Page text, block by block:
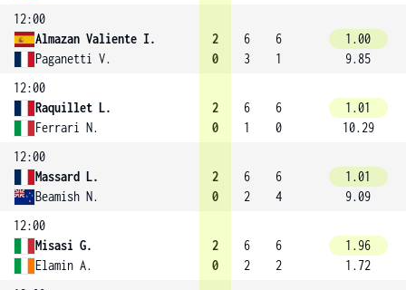
12:00
Almazan Valiente I.
Paganetti V.
2
0
6
3
6
1
1.00
9.85
12:00
Raquillet L.
Ferrari N.
2
0
6
1
6
0
1.01
10.29
12:00
Massard L.
Beamish N.
2
0
6
2
6
4
1.01
9.09
12:00
Misasi G.
Elamin A.
2
0
6
2
6
2
1.96
1.72